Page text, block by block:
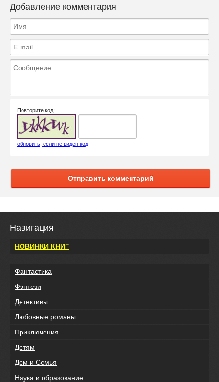
Добавление комментария
Повторите код:
обновить, если не виден код
Отправить комментарий
Навигация
НОВИНКИ КНИГ
Фантастика
Фэнтези
Детективы
Любовные романы
Приключения
Детям
Дом и Семья
Наука и образование